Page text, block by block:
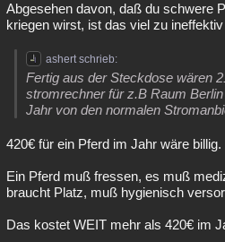
Abgesehen davon, daß du schwere
kriegen wirst, ist das viel zu
ashert schrieb:
Fertig aus der Steckdose wären
stromrechner für z.B Raum
Jahr von den normalen
420€ für ein Pferd im Jahr wäre billig.
Ein Pferd muß fressen, es muß
braucht Platz, muß hygienisch
Das kostet WEIT mehr als 420€ im